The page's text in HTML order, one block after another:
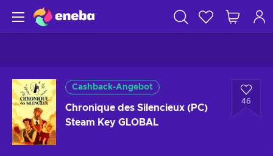
Cashback-Angebot
Chronique des Silencieux (PC)
Steam Key GLOBAL
46